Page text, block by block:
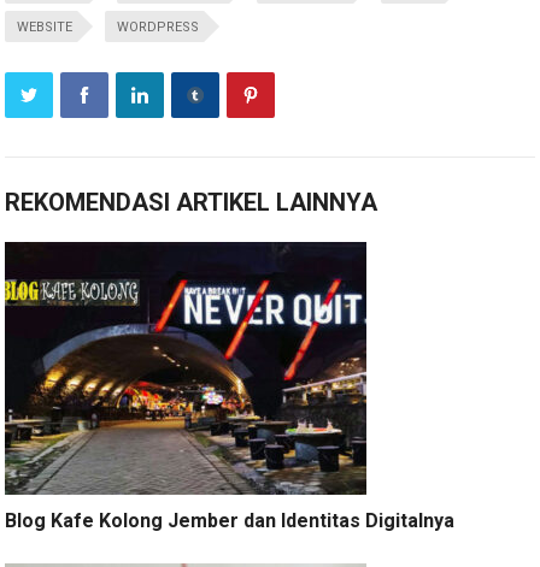
WEBSITE WORDPRESS
REKOMENDASI ARTIKEL LAINNYA
Blog Kafe Kolong Jember dan Identitas Digitalnya